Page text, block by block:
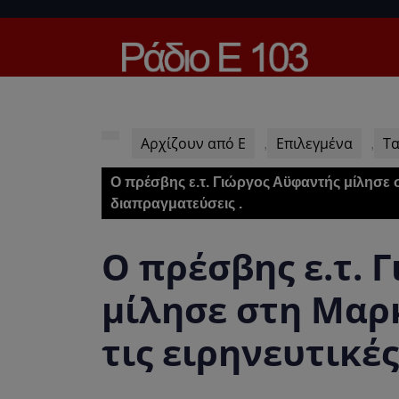
Αρχίζουν από Ε , Επιλεγμένα ,
O πρέσβης ε.τ. Γιώργος Αϋφαντής μίλησε
διαπραγματεύσεις .
O πρέσβης ε.τ.
μίλησε στη
τις